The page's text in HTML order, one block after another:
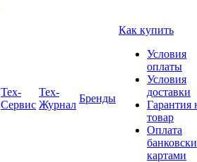
Tex-
Сервис
Тех-
Журнал
Бренды
Как купить
Условия
оплаты
Условия
доставки
Гарантия
товар
Оплата
картами